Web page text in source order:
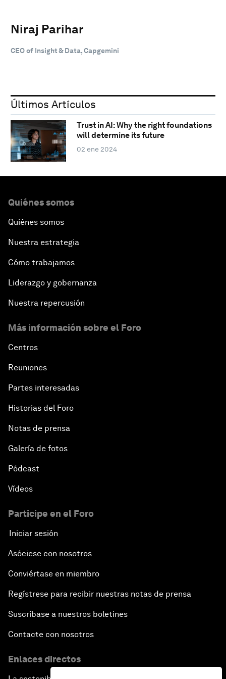
Niraj Parihar
CEO of Insight & Data, Capgemini
Últimos Artículos
Trust in AI: Why the right foundations
will determine its future
02 ene 2024
Quiénes somos
Quiénes somos
Nuestra estrategia
Cómo trabajamos
Liderazgo y gobernanza
Nuestra repercusión
Más información sobre el Foro
Centros
Reuniones
Partes interesadas
Historias del Foro
Notas de prensa
Galería de fotos
Pódcast
Vídeos
Participe en el Foro
Iniciar sesión
Asóciese con nosotros
Conviértase en miembro
Regístrese para recibir nuestras notas de prensa
Suscríbase a nuestros boletines
Contacte con nosotros
Enlaces directos